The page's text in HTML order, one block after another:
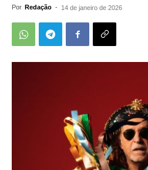
Por Redação - 14 de janeiro de 2026